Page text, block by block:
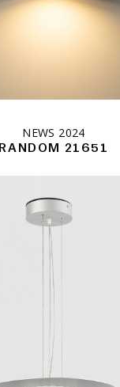
NEWS 2024
RANDOM 21651